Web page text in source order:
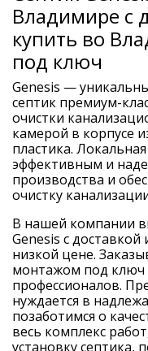
Владимире с
купить во
под ключ
Genesis —
септик премиум-
очистки
камерой в корпусе
пластика.
эффективным и
производства и
очистку
В нашей компании
Genesis с
низкой цене.
монтажом под ключ
профессионалов.
нуждается в
позаботимся о
весь комплекс
установку септика,